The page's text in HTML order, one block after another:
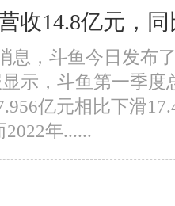
收14.8亿元，
息，斗鱼今日发布
示，斗鱼第一季度
亿元相比下滑
年......